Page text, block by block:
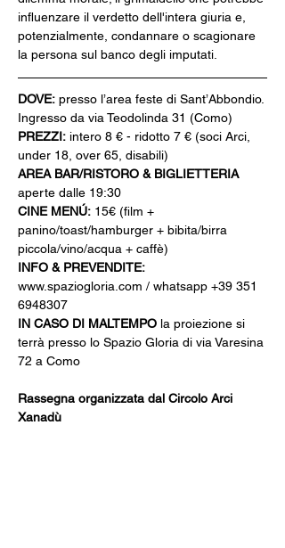
influenzare il verdetto dell'intera giuria e,
potenzialmente, condannare o scagionare
la persona sul banco degli imputati.
DOVE: presso l’area feste di Sant’Abbondio.
Ingresso da via Teodolinda 31 (Como)
PREZZI: intero 8 € - ridotto 7 € (soci Arci,
under 18, over 65, disabili)
AREA BAR/RISTORO & BIGLIETTERIA
aperte dalle 19:30
CINE MENÚ: 15€ (film +
panino/toast/hamburger + bibita/birra
piccola/vino/acqua + caffè)
INFO & PREVENDITE:
www.spaziogloria.com / whatsapp +39 351
6948307
IN CASO DI MALTEMPO la proiezione si
terrà presso lo Spazio Gloria di via Varesina
72 a Como
Rassegna organizzata dal Circolo Arci
Xanadù